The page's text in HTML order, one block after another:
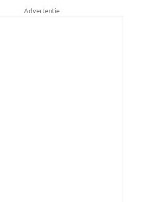
Advertentie